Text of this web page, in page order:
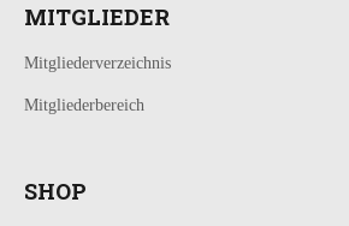
MITGLIEDER
Mitgliederverzeichnis
Mitgliederbereich
SHOP